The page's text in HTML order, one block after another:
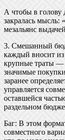
А чтобы в голову
закралась мысль:
мезальянс
3. Смешанный
каждый вносит из
крупные траты —
значимые
заранее
управляется
оставшейся
раздельном
Баг: В этом
совместного